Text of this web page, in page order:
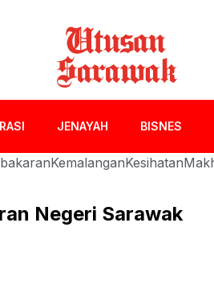
JENAYAH BISNES
KemalanganKesihatan
Negeri Sarawak